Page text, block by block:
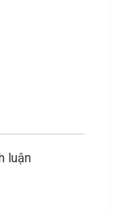
luận